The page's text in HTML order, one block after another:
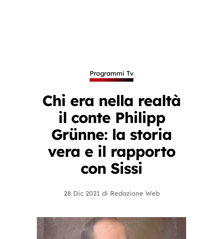
Programmi Tv
Chi era nella realtà
il conte Philipp
Grünne: la storia
vera e il rapporto
con Sissi
28 Dic 2021 di Redazione Web